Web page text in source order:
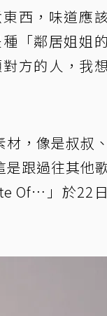
西，味道應
「鄰居姐姐
方的人，我
材，像是叔叔
跟過往其他
Of…」於22